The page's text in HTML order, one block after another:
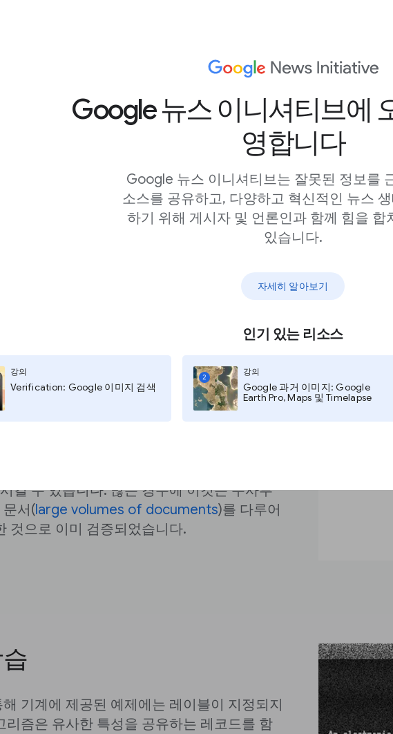
Google 뉴스 이니셔티브에
영합니다
Google 뉴스 이니셔티브는 잘못된 정보를
소스를 공유하고, 다양하고 혁신적인 뉴스
하기 위해 게시자 및 언론인과 함께 힘을 합
있습니다.
자세히 알아보기
인기 있는 리소스
강의
Verification: Google 이미지 검색
2
강의
Google 과거 이미지: Google
Earth Pro, Maps 및 Timelapse
개를 인식하도록 가르친다고 가정해 보겠습
양이" 또는 "개"라고 쓰인 입력 사진을 줍니
면서, 알고리즘은 고양이와 개를 구별하는 방
의 새로운 이미지에서 분석을 요청하는 올바
는 방법을 학습합니다.
는 학습할 레이블이 있는 예제를 필요로 합
올바른 레이블을 자동으로 할당하는 알고리
사용됩니다.
도 학습은 조사에 흥미로운 문서를 찾도록
킬 수 있습니다. 많은 경우에 이것은 수사부
서(large volumes of documents)를 다루어
것으로 이미 검증되었습니다.
기계에 제공된 예제에는 레이블이 지정되지
리즘은 유사한 특성을 공유하는 레코드를 함